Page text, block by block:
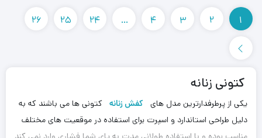
1
2
3
4
…
24
25
26
کتونی زنانه
یکی از پرطرفدارترین مدل های کفش زنانه کتونی ها می باشند که به
دلیل طراحی استاندارد و اسپرت برای استفاده در موقعیت های مختلف